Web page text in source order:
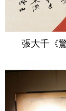
張大千《